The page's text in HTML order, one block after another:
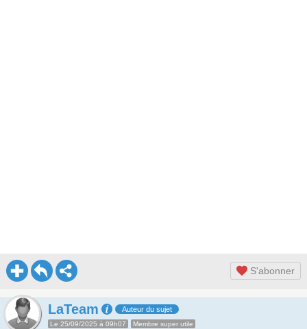
S'abonner
LaTeam Auteur du sujet
Le 25/09/2025 à 09h07 Membre super utile